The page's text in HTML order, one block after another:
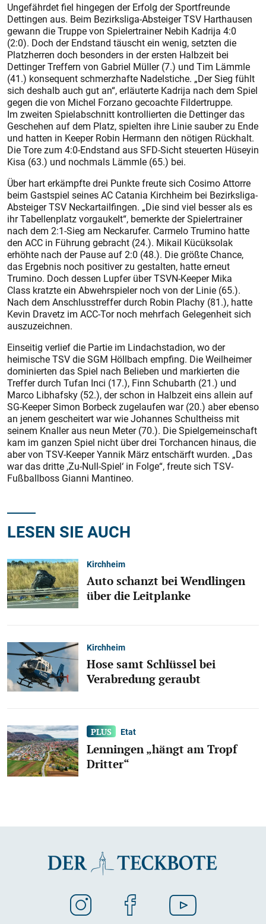
Ungefährdet fiel hingegen der Erfolg der Sportfreunde
Dettingen aus. Beim Bezirksliga-Absteiger TSV Harthausen
gewann die Truppe von Spielertrainer Nebih Kadrija 4:0
(2:0). Doch der Endstand täuscht ein wenig, setzten die
Platzherren doch besonders in der ersten Halbzeit bei
Dettinger Treffern von Gabriel Müller (7.) und Tim Lämmle
(41.) konsequent schmerzhafte Nadelstiche. „Der Sieg fühlt
sich deshalb auch gut an“, erläuterte Kadrija nach dem Spiel
gegen die von Michel Forzano gecoachte Fildertruppe.
Im zweiten Spielabschnitt kontrollierten die Dettinger das
Geschehen auf dem Platz, spielten ihre Linie sauber zu Ende
und hatten in Keeper Robin Hermann den nötigen Rückhalt.
Die Tore zum 4:0-Endstand aus SFD-Sicht steuerten Hüseyin
Kisa (63.) und nochmals Lämmle (65.) bei.
Über hart erkämpfte drei Punkte freute sich Cosimo Attorre
beim Gastspiel seines AC Catania Kirchheim bei Bezirksliga-
Absteiger TSV Neckartailfingen. „Die sind viel besser als es
ihr Tabellenplatz vorgaukelt“, bemerkte der Spielertrainer
nach dem 2:1-Sieg am Neckarufer. Carmelo Trumino hatte
den ACC in Führung gebracht (24.). Mikail Kücüksolak
erhöhte nach der Pause auf 2:0 (48.). Die größte Chance,
das Ergebnis noch positiver zu gestalten, hatte erneut
Trumino. Doch dessen Lupfer über TSVN-Keeper Mika
Class kratzte ein Abwehrspieler noch von der Linie (65.).
Nach dem Anschlusstreffer durch Robin Plachy (81.), hatte
Kevin Dravetz im ACC-Tor noch mehrfach Gelegenheit sich
auszuzeichnen.
Einseitig verlief die Partie im Lindachstadion, wo der
heimische TSV die SGM Höllbach empfing. Die Weilheimer
dominierten das Spiel nach Belieben und markierten die
Treffer durch Tufan Inci (17.), Finn Schubarth (21.) und
Marco Libhafsky (52.), der schon in Halbzeit eins allein auf
SG-Keeper Simon Borbeck zugelaufen war (20.) aber ebenso
an jenem gescheitert war wie Johannes Schultheiss mit
seinem Knaller aus neun Meter (70.). Die Spielgemeinschaft
kam im ganzen Spiel nicht über drei Torchancen hinaus, die
aber von TSV-Keeper Yannik März entschärft wurden. „Das
war das dritte ,Zu-Null-Spiel‘ in Folge“, freute sich TSV-
Fußballboss Gianni Mantineo.
LESEN SIE AUCH
Kirchheim
Auto schanzt bei Wendlingen
über die Leitplanke
Kirchheim
Hose samt Schlüssel bei
Verabredung geraubt
Etat
Lenningen „hängt am Tropf
Dritter“